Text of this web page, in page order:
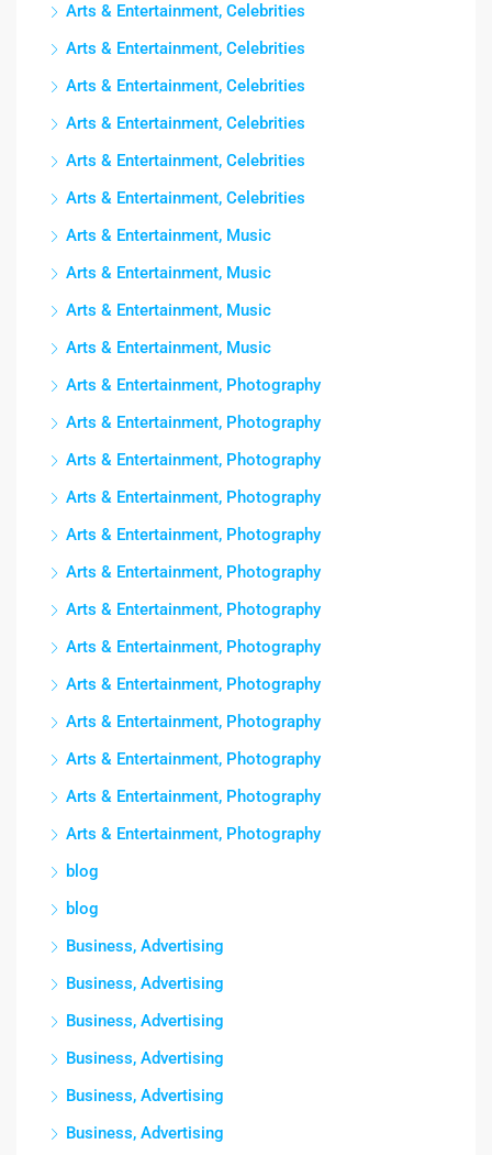
Arts & Entertainment, Celebrities
Arts & Entertainment, Celebrities
Arts & Entertainment, Celebrities
Arts & Entertainment, Celebrities
Arts & Entertainment, Celebrities
Arts & Entertainment, Celebrities
Arts & Entertainment, Music
Arts & Entertainment, Music
Arts & Entertainment, Music
Arts & Entertainment, Music
Arts & Entertainment, Photography
Arts & Entertainment, Photography
Arts & Entertainment, Photography
Arts & Entertainment, Photography
Arts & Entertainment, Photography
Arts & Entertainment, Photography
Arts & Entertainment, Photography
Arts & Entertainment, Photography
Arts & Entertainment, Photography
Arts & Entertainment, Photography
Arts & Entertainment, Photography
Arts & Entertainment, Photography
Arts & Entertainment, Photography
blog
blog
Business, Advertising
Business, Advertising
Business, Advertising
Business, Advertising
Business, Advertising
Business, Advertising